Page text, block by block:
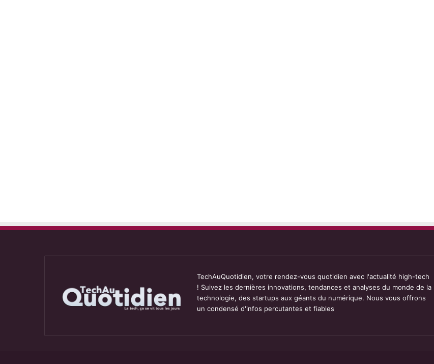
TechAuQuotidien, votre rendez-vous quotidien avec l'actualité high-tech
! Suivez les dernières innovations, tendances et analyses du monde de la
technologie, des startups aux géants du numérique. Nous vous offrons
un condensé d'infos percutantes et fiables